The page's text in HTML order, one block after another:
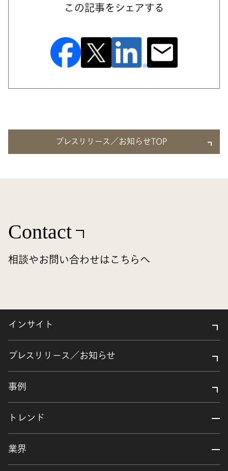
この記事をシェアする
プレスリリース／お知らせTOP
Contact
相談やお問い合わせはこちらへ
インサイト
プレスリリース／お知らせ
事例
トレンド
業界